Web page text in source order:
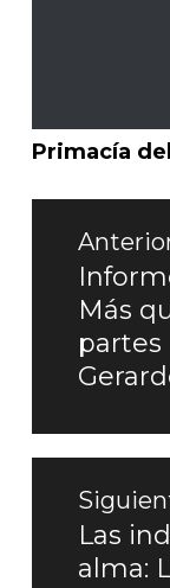
Primacía
entradas
Entrada
Más
partes
Entrada
Las
alma: